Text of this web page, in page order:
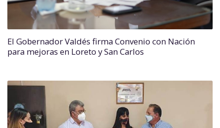
El Gobernador Valdés firma Convenio con Nación
para mejoras en Loreto y San Carlos